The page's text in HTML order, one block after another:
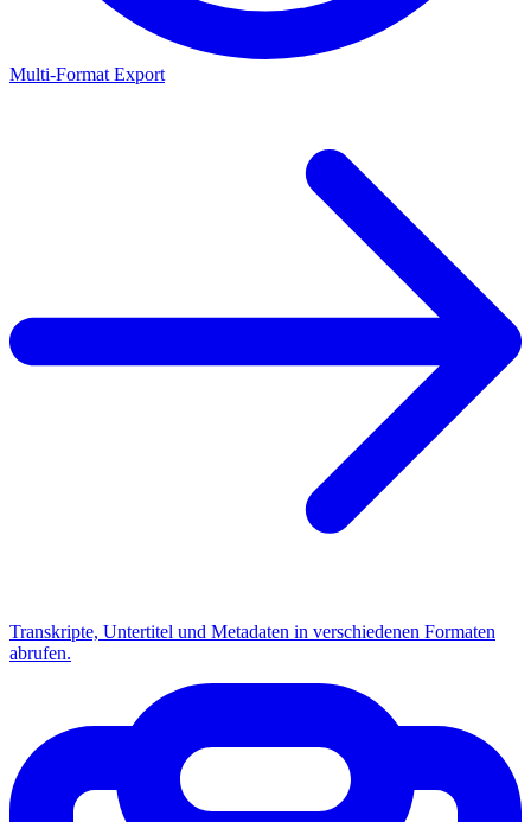
Multi-Format Export
Transkripte, Untertitel und Metadaten in verschiedenen Formaten
abrufen.